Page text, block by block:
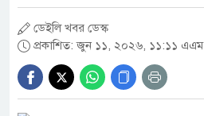
ডেইলি খবর ডেস্ক
প্রকাশিত: জুন ১১, ২০২৬, ১১:১১ এএম